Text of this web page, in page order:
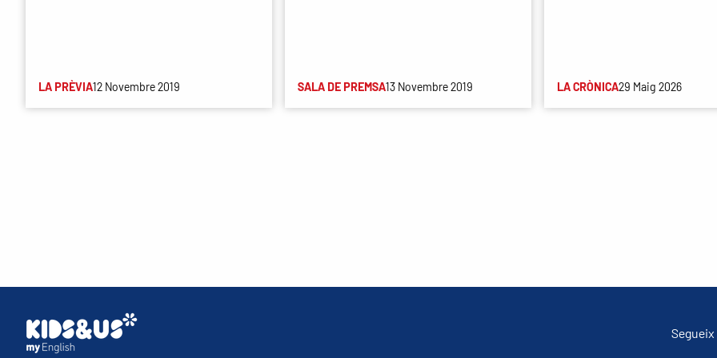
LA PRÈVIA12 Novembre 2019 SALA DE PREMSA13 Novembre 2019 LA CRÒNICA29 Maig 2026
Segueix